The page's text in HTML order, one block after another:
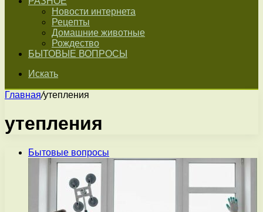
Новости интернета
Рецепты
Домашние животные
Рождество
БЫТОВЫЕ ВОПРОСЫ
Искать
Главная/утепления
утепления
Бытовые вопросы